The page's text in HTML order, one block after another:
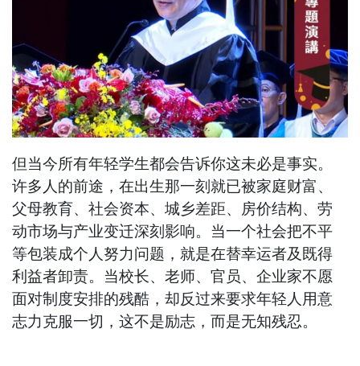
但当今所有年轻学生都会告诉你这未必是事实。
许多人的前途，在出生那一刻就已被家庭财富、
父母教育、社会资本、城乡差距、房价结构、劳
动市场与产业变迁深刻影响。当一个社会把不平
等包装成个人努力问题，就是在替幸运者及既得
利益者卸责。当校长、老师、官员、企业家不愿
面对制度安排的残酷，却反过来要求年轻人用意
志力克服一切，这不是励志，而是无知残忍。